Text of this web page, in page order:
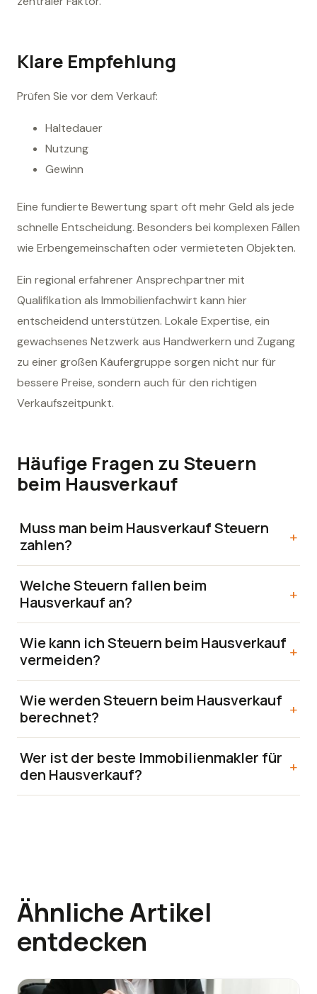
Klare Empfehlung
Prüfen Sie vor dem Verkauf:
Haltedauer
Nutzung
Gewinn
Eine fundierte Bewertung spart oft mehr Geld als jede
schnelle Entscheidung. Besonders bei komplexen Fällen
wie Erbengemeinschaften oder vermieteten Objekten.
Ein regional erfahrener Ansprechpartner mit
Qualifikation als Immobilienfachwirt kann hier
entscheidend unterstützen. Lokale Expertise, ein
gewachsenes Netzwerk aus Handwerkern und Zugang
zu einer großen Käufergruppe sorgen nicht nur für
bessere Preise, sondern auch für den richtigen
Verkaufszeitpunkt.
Häufige Fragen zu Steuern
beim Hausverkauf
Muss man beim Hausverkauf Steuern
zahlen?
+
Welche Steuern fallen beim
Hausverkauf an?
+
Wie kann ich Steuern beim Hausverkauf
vermeiden?
+
Wie werden Steuern beim Hausverkauf
berechnet?
+
Wer ist der beste Immobilienmakler für
den Hausverkauf?
+
Ähnliche Artikel
entdecken